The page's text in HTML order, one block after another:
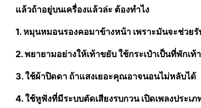
แล้วถ้าอยู่บนเครื่องแล้วล่ะ ต้องทำไง
1. หมุนหมอนรองคอมาข้างหน้า เพราะมันจะช่วยรั
2. พยายามอย่างให้เท้าขยับ ใช้กระเป๋าเป็นที่พักเท้
3. ใช้ผ้าปิดดา ถ้าแสงเยอะคุณอาจนอนไม่หลับได้
4. ใช้หูฟังที่มีระบบตัดเสียงรบกวน เปิดเพลงประเ